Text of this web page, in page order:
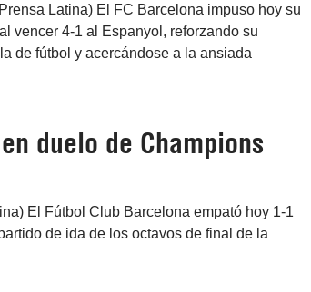
Latina) El FC Barcelona impuso hoy su
vencer 4-1 al Espanyol, reforzando su
de fútbol y acercándose a la ansiada
duelo de Champions
El Fútbol Club Barcelona empató hoy 1-1
de ida de los octavos de final de la